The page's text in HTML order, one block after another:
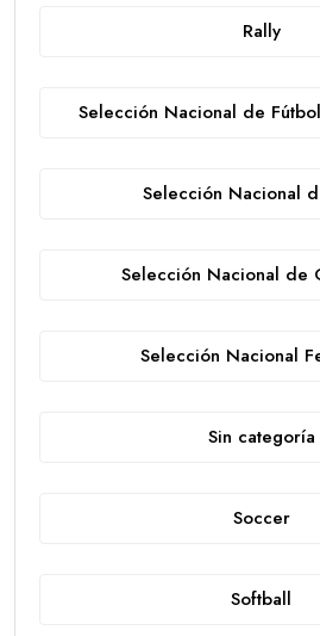
Rally
Selección Nacional de
Selección Nacional
Selección Nacional de
Selección Nacional
Sin categoría
Soccer
Softball